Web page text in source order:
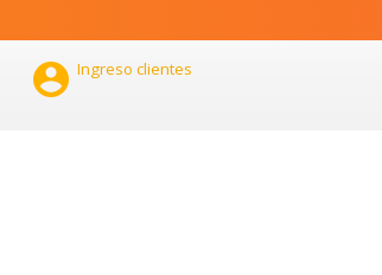
 Ingreso clientes